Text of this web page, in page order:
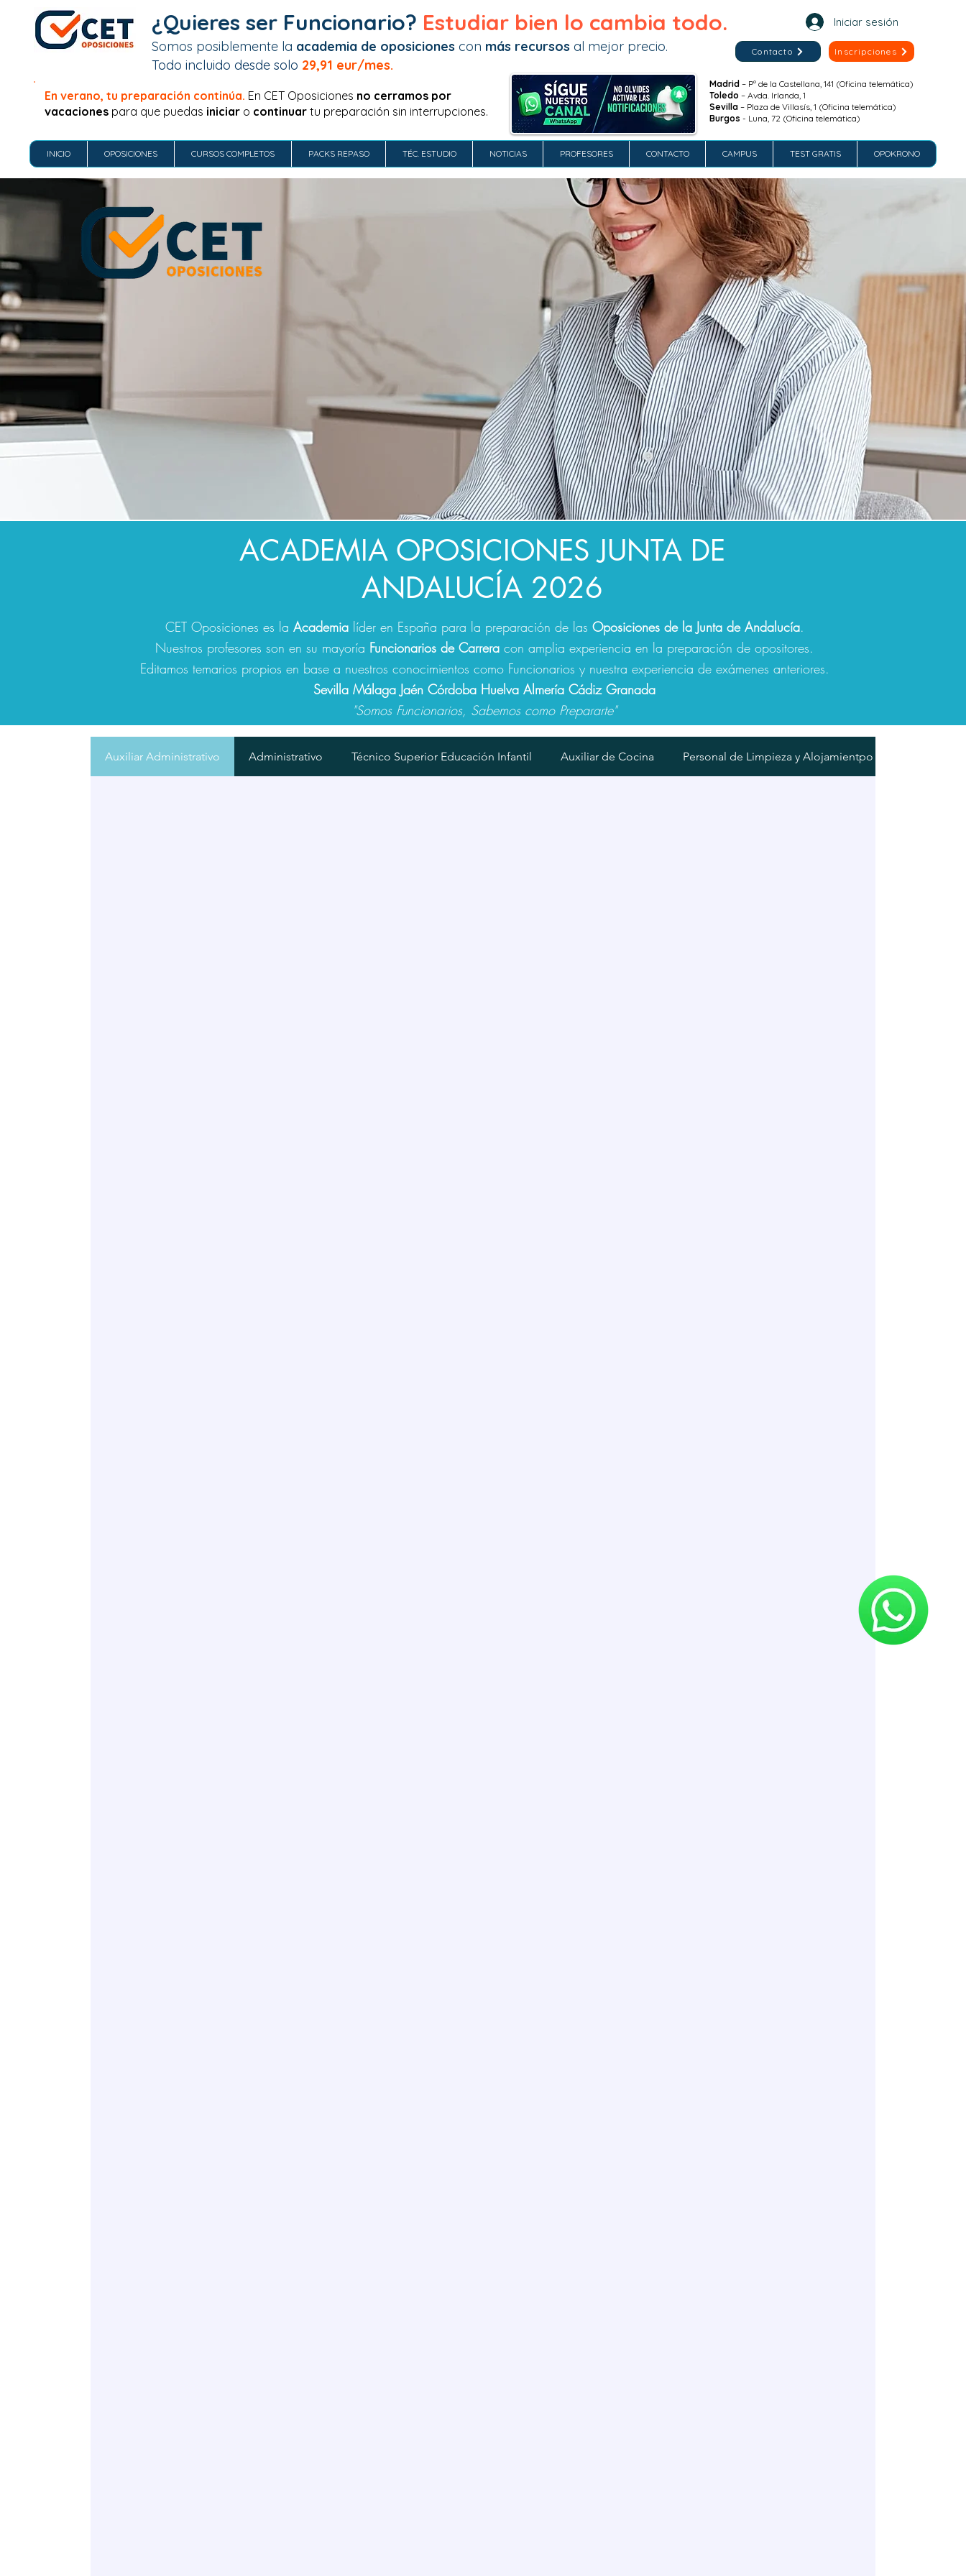
¿Quieres ser Funcionario? Estudiar bien lo cambia todo.
Somos posiblemente la academia de oposiciones con más recursos al mejor precio.
Todo incluido desde solo 29,91 eur/mes.
Inscripciones
Contacto
Iniciar sesión
En verano, tu preparación continúa. En CET Oposiciones no cerramos por
vacaciones para que puedas iniciar o continuar tu preparación sin interrupciones.
Madrid – Pº de la Castellana, 141 (Oficina telemática)
Toledo – Avda. Irlanda, 1
Sevilla – Plaza de Villasís, 1 (Oficina telemática)
Burgos - Luna, 72 (Oficina telemática)
INICIO OPOSICIONES CURSOS COMPLETOS PACKS REPASO TÉC. ESTUDIO NOTICIAS PROFESORES CONTACTO CAMPUS TEST GRATIS OPOKRONO
ACADEMIA OPOSICIONES JUNTA DE
ANDALUCÍA 2026
CET Oposiciones es la Academia líder en España para la preparación de las Oposiciones de la Junta de Andalucía.
Nuestros profesores son en su mayoría Funcionarios de Carrera con amplia experiencia en la preparación de opositores.
Editamos temarios propios en base a nuestros conocimientos como Funcionarios y nuestra experiencia de exámenes anteriores.
Sevilla Málaga Jaén Córdoba Huelva Almería Cádiz Granada
"Somos Funcionarios, Sabemos como Prepararte"
Auxiliar Administrativo Administrativo Técnico Superior Educación Infantil Auxiliar de Cocina Personal de Limpieza y Alojamientpo